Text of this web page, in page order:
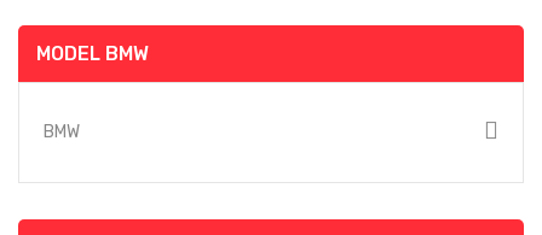
MODEL BMW
BMW